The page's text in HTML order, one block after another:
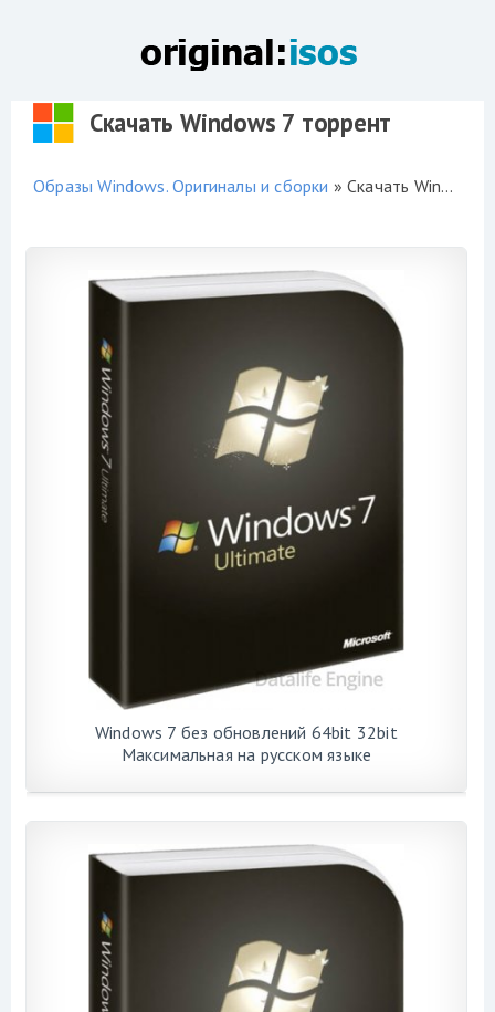
Скачать Windows 7 торрент
Образы Windows. Оригиналы и сборки » Скачать Windows 7 торрент
Windows 7 без обновлений 64bit 32bit
Максимальная на русском языке